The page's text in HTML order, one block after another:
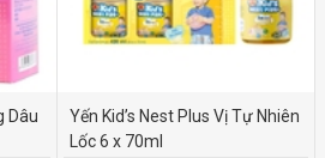
Dâu
Yến Kid’s Nest Plus Vị Tự Nhiên
Lốc 6 x 70ml